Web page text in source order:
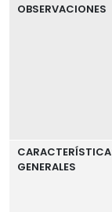
OBSERVACIONES
GENERALES